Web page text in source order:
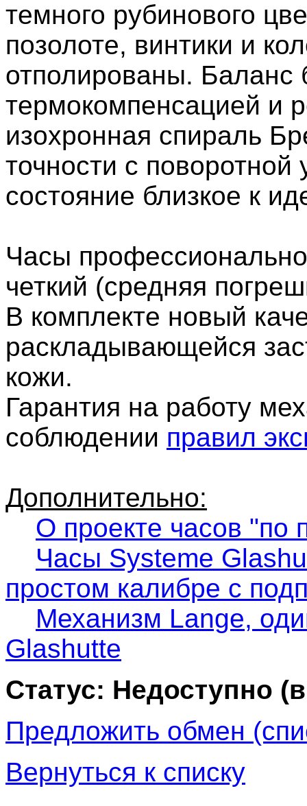
темного рубинового
позолоте, винтики и
отполированы. Баланс
термокомпенсацией и
изохронная спираль
точности с поворотной
состояние близкое к
Часы
четкий (средняя
В комплекте новый
раскладывающейся
кожи.
Гарантия на работу
соблюдении правил
Дополнительно:
О проекте часов "по
Часы Systeme
простом калибре с
Механизм Lange,
Glashutte
Статус: Недоступно
Предложить обмен
Вернуться к списку